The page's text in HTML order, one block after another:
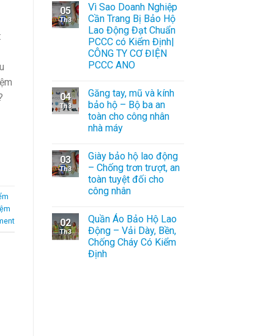
05
Th3
Vì Sao Doanh Nghiệp
Cần Trang Bị Bảo Hộ
Lao Động Đạt Chuẩn
PCCC có Kiểm Định|
CÔNG TY CƠ ĐIỆN
PCCC ANO
04
Th3
Găng tay, mũ và kính
bảo hộ – Bộ ba an
toàn cho công nhân
nhà máy
03
Th3
Giày bảo hộ lao động
– Chống trơn trượt, an
toàn tuyệt đối cho
công nhân
02
Th3
Quần Áo Bảo Hộ Lao
Động – Vải Dày, Bền,
Chống Cháy Có Kiểm
Định